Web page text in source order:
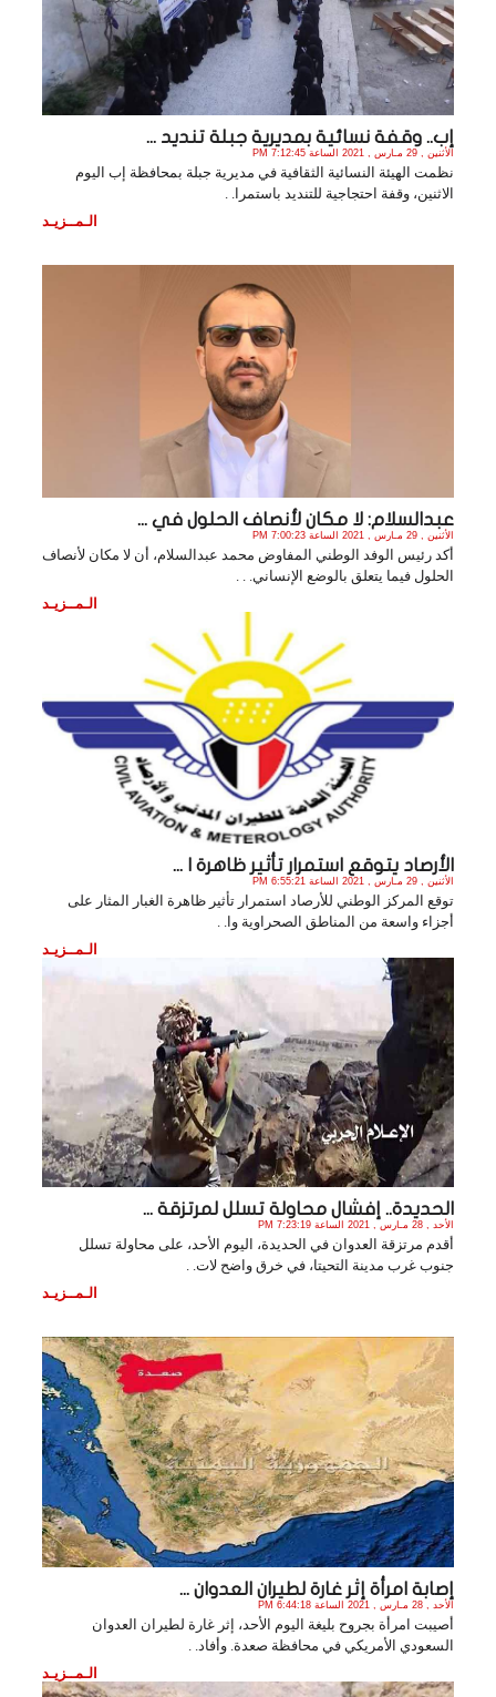
إب.. وقفة نسائية بمديرية جبلة تنديد ...
الأثنين , 29 مـارس , 2021 الساعة 7:12:45 PM
نظمت الهيئة النسائية الثقافية في مديرية جبلة بمحافظة إب اليوم
الاثنين، وقفة احتجاجية للتنديد باستمرا. .
الـمــزيـد
عبدالسلام: لا مكان لأنصاف الحلول في ...
الأثنين , 29 مـارس , 2021 الساعة 7:00:23 PM
أكد رئيس الوفد الوطني المفاوض محمد عبدالسلام، أن لا مكان لأنصاف
الحلول فيما يتعلق بالوضع الإنساني. . .
الـمــزيـد
الأرصاد يتوقع استمرار تأثير ظاهرة ا ...
الأثنين , 29 مـارس , 2021 الساعة 6:55:21 PM
توقع المركز الوطني للأرصاد استمرار تأثير ظاهرة الغبار المثار على
أجزاء واسعة من المناطق الصحراوية وا. .
الـمــزيـد
الحديدة.. إفشال محاولة تسلل لمرتزقة ...
الأحد , 28 مـارس , 2021 الساعة 7:23:19 PM
أقدم مرتزقة العدوان في الحديدة، اليوم الأحد، على محاولة تسلل
جنوب غرب مدينة التحيتا، في خرق واضح لات. .
الـمــزيـد
إصابة امرأة إثر غارة لطيران العدوان ...
الأحد , 28 مـارس , 2021 الساعة 6:44:18 PM
أصيبت امرأة بجروح بليغة اليوم الأحد، إثر غارة لطيران العدوان
السعودي الأمريكي في محافظة صعدة. وأفاد. .
الـمــزيـد